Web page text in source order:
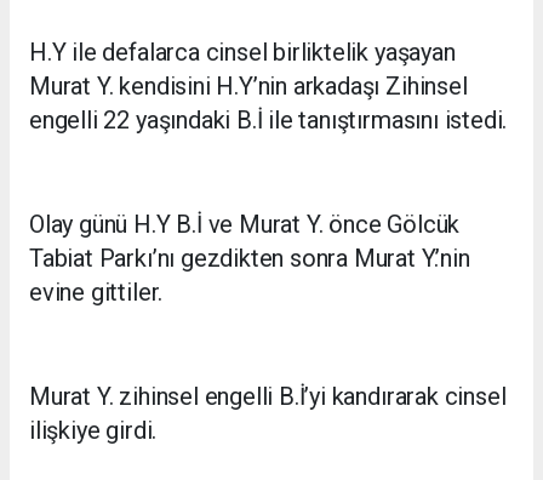
H.Y ile defalarca cinsel birliktelik yaşayan
Murat Y. kendisini H.Y’nin arkadaşı Zihinsel
engelli 22 yaşındaki B.İ ile tanıştırmasını istedi.
Olay günü H.Y B.İ ve Murat Y. önce Gölcük
Tabiat Parkı’nı gezdikten sonra Murat Y.’nin
evine gittiler.
Murat Y. zihinsel engelli B.İ’yi kandırarak cinsel
ilişkiye girdi.